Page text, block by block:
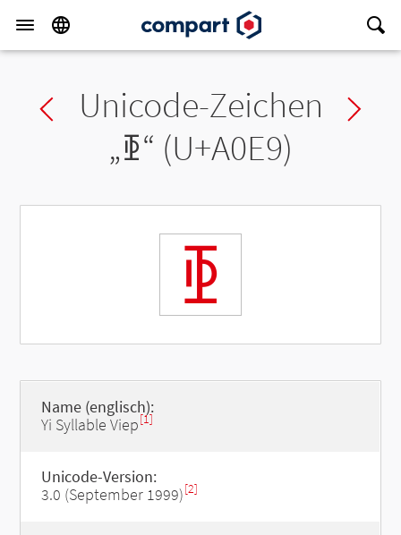
Previous char
Unicode-Zeichen
„ꃩ“ (U+A0E9)
ꃩ
Name (englisch):
Yi Syllable Viep[1]
Unicode-Version:
3.0 (September 1999)[2]